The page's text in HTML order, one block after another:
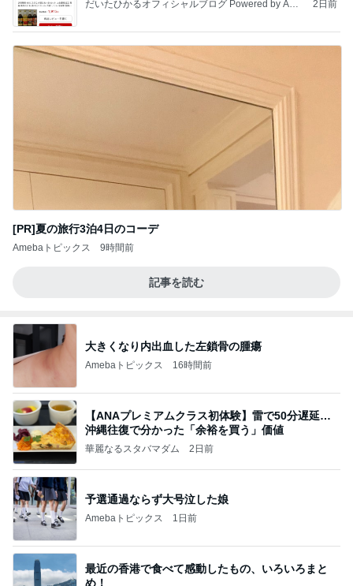
だいたひかるオフィシャルブログ Powered by Ame
2日前
[PR]夏の旅行3泊4日のコーデ
Amebaトピックス 9時間前
記事を読む
大きくなり内出血した左鎖骨の腫瘍
Amebaトピックス 16時間前
【ANAプレミアムクラス初体験】雷で50分遅延…
沖縄往復で分かった「余裕を買う」価値
華麗なるスタバマダム 2日前
予選通過ならず大号泣した娘
Amebaトピックス 1日前
最近の香港で食べて感動したもの、いろいろまと
め！